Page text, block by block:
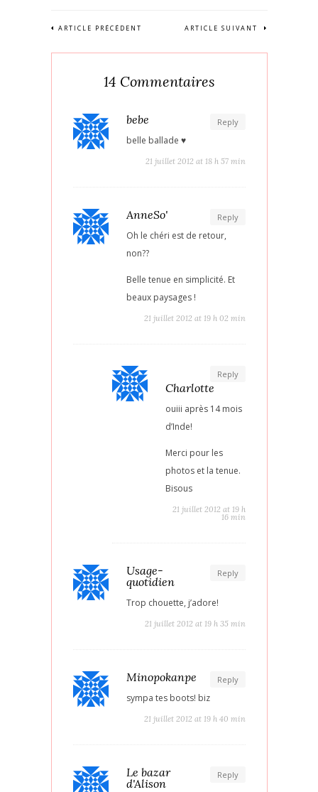
ARTICLE PRÉCÉDENT ARTICLE SUIVANT
14 Commentaires
Reply
bebe
belle ballade ♥
21 juillet 2012 at 18 h 57 min
Reply
AnneSo'
Oh le chéri est de retour,
non??
Belle tenue en simplicité. Et
beaux paysages !
21 juillet 2012 at 19 h 02 min
Reply
Charlotte
ouiii après 14 mois
d’Inde!
Merci pour les
photos et la tenue.
Bisous
21 juillet 2012 at 19 h
16 min
Reply
Usage-
quotidien
Trop chouette, j’adore!
21 juillet 2012 at 19 h 35 min
Reply
Minopokanpe
sympa tes boots! biz
21 juillet 2012 at 19 h 40 min
Reply
Le bazar
d'Alison